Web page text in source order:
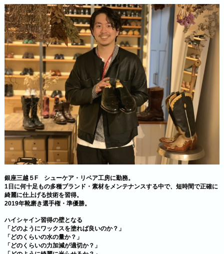
銀座三越５F シューケア・リペア工房に勤務。
1日に何十足もの多種ブランド・素材をメンテナンスする中で、短時間で正確に
綺麗に仕上げる技術を習得。
2019年靴磨き選手権・準優勝。
ハイシャイン習得の壁となる
「どのようにワックスを塗れば良いのか？」
「どのくらいの水の量か？」
「どのくらいの力加減が適切か？」